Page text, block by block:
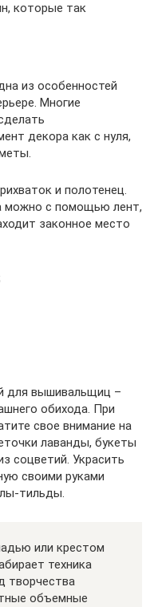
которые так
из особенностей
Многие
декора как с нуля,
и полотенец.
можно с помощью лент,
законное место
для вышивальщиц –
обихода. При
свое внимание на
лаванды, букеты
соцветий. Украсить
своими руками
тильды.
или крестом
техника
творчества
объемные